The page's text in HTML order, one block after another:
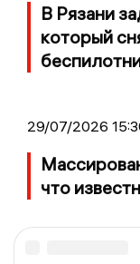
В Рязани
который
29/07/2026
что